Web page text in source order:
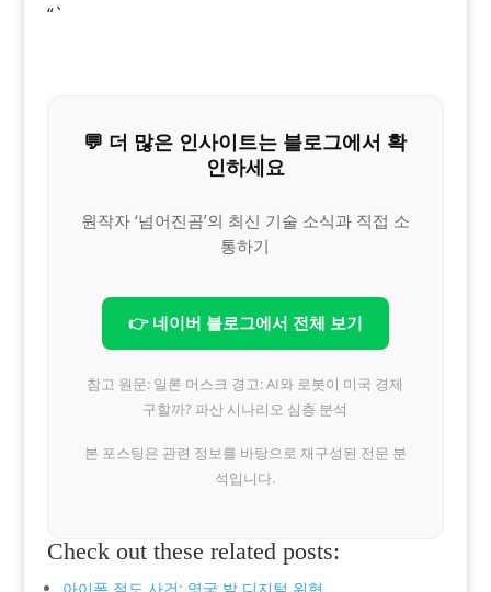
“`
💬 더 많은 인사이트는 블로그에서 확
인하세요
원작자 ‘넘어진곰’의 최신 기술 소식과 직접 소
통하기
👉 네이버 블로그에서 전체 보기
참고 원문: 일론 머스크 경고: AI와 로봇이 미국 경제
구할까? 파산 시나리오 심층 분석
본 포스팅은 관련 정보를 바탕으로 재구성된 전문 분
석입니다.
Check out these related posts: